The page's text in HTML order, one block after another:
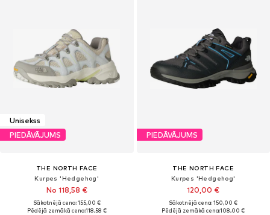
Unisekss
PIEDĀVĀJUMS
THE NORTH FACE
Kurpes 'Hedgehog'
No 118,58 €
Sākotnējā cena: 155,00 €
Pēdējā zemākā cena:118,58 €
PIEDĀVĀJUMS
THE NORTH FACE
Kurpes 'Hedgehog'
120,00 €
Sākotnējā cena: 150,00 €
Pēdējā zemākā cena:108,00 €